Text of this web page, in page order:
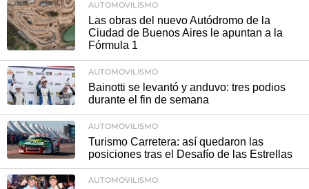
AUTOMOVILISMO
Las obras del nuevo Autódromo de la
Ciudad de Buenos Aires le apuntan a la
Fórmula 1
AUTOMOVILISMO
Bainotti se levantó y anduvo: tres podios
durante el fin de semana
AUTOMOVILISMO
Turismo Carretera: así quedaron las
posiciones tras el Desafío de las Estrellas
AUTOMOVILISMO